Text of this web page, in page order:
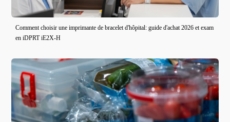
Comment choisir une imprimante de bracelet d'hôpital: guide d'achat 2026 et exam
en iDPRT iE2X-H